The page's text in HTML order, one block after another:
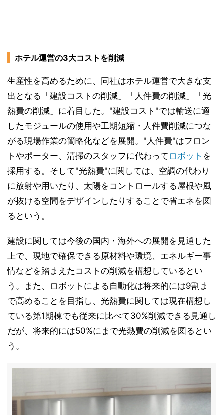
ホテル運営の3大コストを削減
生産性を高めるために、同社はホテル運営で大きな支
出となる「建設コストの削減」「人件費の削減」「光
熱費の削減」に着目した。"建設コスト"では輸送に適
したモジュールの使用や工期短縮・人件費削減につな
がる現場作業の簡略化などを展開。"人件費"はフロン
トやポーター、清掃のスタッフに代わって ロボット を
採用する。そして"光熱費"に関しては、空調の代わり
に放射や用いたり、太陽をコントロールする屋根や風
が抜ける空間をデザインしたりすることで省エネを図
るという。
建設に関しては今後の国内・海外への展開を見通した
上で、現地で確保できる原材料や環境、エネルギー事
情などを踏まえたコストの削減を構想しているとい
う。また、ロボットによる自動化は将来的には9割ま
で高めることを目指し、光熱費に関しては現在構想し
ている第1期棟でも従来に比べて30%削減できる見通し
だが、将来的には50%にまで光熱費の削減を図るとい
う。